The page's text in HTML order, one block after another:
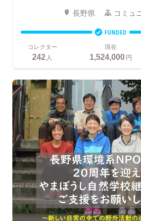
長野県 コミュ
FUNDED
コレクター
242人
現在
1,524,000円